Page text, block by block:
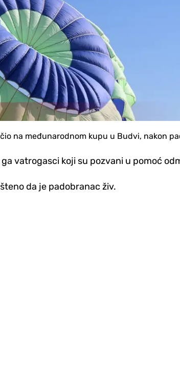
na međunarodnom kupu u Budvi, nakon
vatrogasci koji su pozvani u pomoć
da je padobranac živ.